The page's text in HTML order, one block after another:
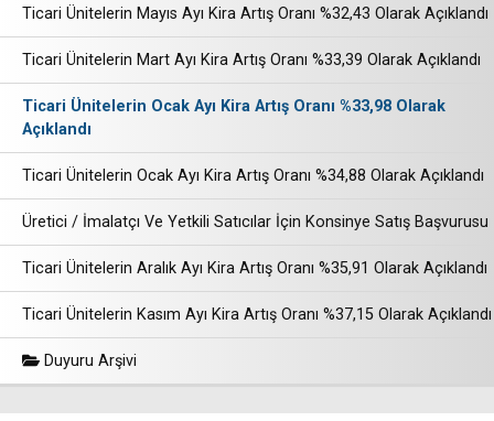
Ticari Ünitelerin Mayıs Ayı Kira Artış Oranı %32,43 Olarak Açıklandı
Ticari Ünitelerin Mart Ayı Kira Artış Oranı %33,39 Olarak Açıklandı
Ticari Ünitelerin Ocak Ayı Kira Artış Oranı %33,98 Olarak
Açıklandı
Ticari Ünitelerin Ocak Ayı Kira Artış Oranı %34,88 Olarak Açıklandı
Üretici / İmalatçı Ve Yetkili Satıcılar İçin Konsinye Satış Başvurusu
Ticari Ünitelerin Aralık Ayı Kira Artış Oranı %35,91 Olarak Açıklandı
Ticari Ünitelerin Kasım Ayı Kira Artış Oranı %37,15 Olarak Açıklandı
Duyuru Arşivi